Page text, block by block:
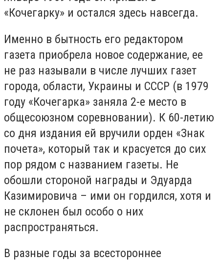
«Кочегарку» и остался здесь навсегда.
Именно в бытность его редактором
газета приобрела новое содержание, ее
не раз называли в числе лучших газет
города, области, Украины и СССР (в 1979
году «Кочегарка» заняла 2-е место в
общесоюзном соревновании). К 60-летию
со дня издания ей вручили орден «Знак
почета», который так и красуется до сих
пор рядом с названием газеты. Не
обошли стороной награды и Эдуарда
Казимировича – ими он гордился, хотя и
не склонен был особо о них
распространяться.
В разные годы за всестороннее